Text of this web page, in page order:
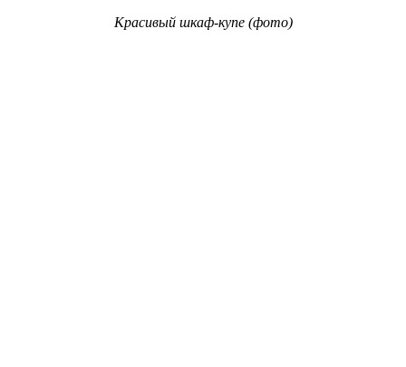
Красивый шкаф-купе (фото)